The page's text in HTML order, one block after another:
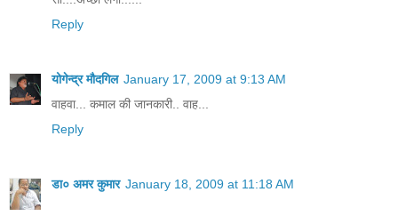
Reply
योगेन्द्र मौदगिल January 17, 2009 at 9:13 AM
वाहवा... कमाल की जानकारी.. वाह...
Reply
डा० अमर कुमार January 18, 2009 at 11:18 AM